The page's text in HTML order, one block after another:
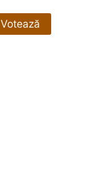
Votează